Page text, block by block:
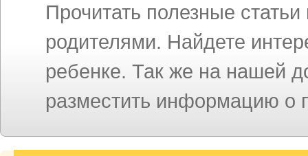
Прочитать полезные
родителями. Найдете
ребенке. Так же на нашей
разместить информацию о